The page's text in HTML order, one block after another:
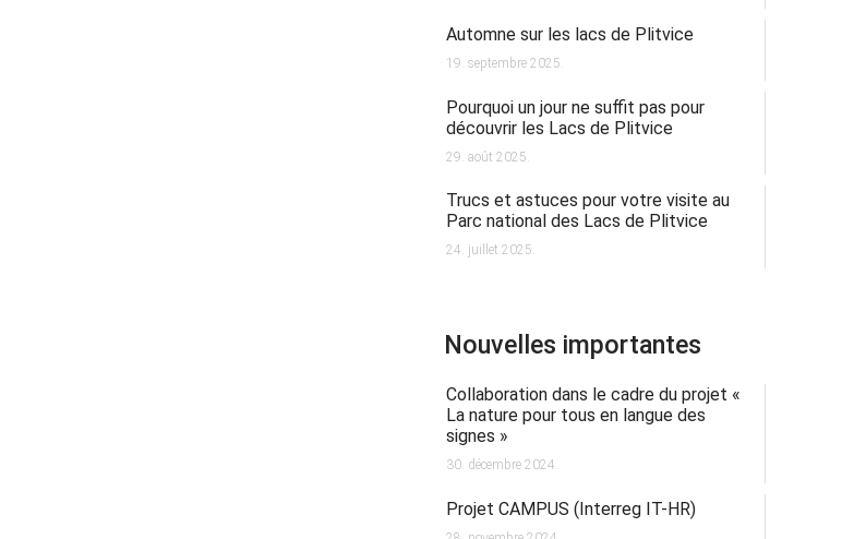
Automne sur les lacs de Plitvice
19. septembre 2025.
Pourquoi un jour ne suffit pas pour
découvrir les Lacs de Plitvice
29. août 2025.
Trucs et astuces pour votre visite au
Parc national des Lacs de Plitvice
24. juillet 2025.
Nouvelles importantes
Collaboration dans le cadre du projet «
La nature pour tous en langue des
signes »
30. décembre 2024.
Projet CAMPUS (Interreg IT-HR)